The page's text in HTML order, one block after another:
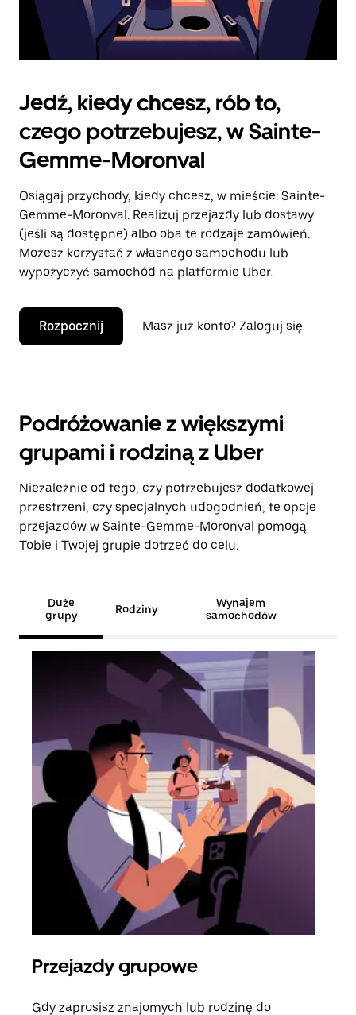
Jedź, kiedy chcesz, rób to,
czego potrzebujesz, w Sainte-
Gemme-Moronval
Osiągaj przychody, kiedy chcesz, w mieście: Sainte-
Gemme-Moronval. Realizuj przejazdy lub dostawy
(jeśli są dostępne) albo oba te rodzaje zamówień.
Możesz korzystać z własnego samochodu lub
wypożyczyć samochód na platformie Uber.
Rozpocznij Masz już konto? Zaloguj się
Podróżowanie z większymi
grupami i rodziną z Uber
Niezależnie od tego, czy potrzebujesz dodatkowej
przestrzeni, czy specjalnych udogodnień, te opcje
przejazdów w Sainte-Gemme-Moronval pomogą
Tobie i Twojej grupie dotrzeć do celu.
Duże
grupy
Rodziny
Wynajem
samochodów
Przejazdy grupowe
Gdy zaprosisz znajomych lub rodzinę do